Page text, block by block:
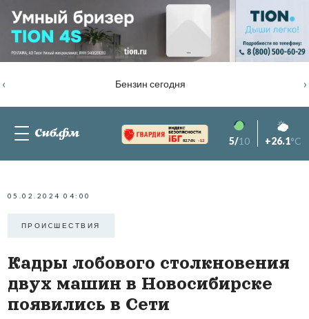
Бензин сегодня
‹ ›
82.76% -1.2 5/10 +26.1°C
05.02.2024 04:00
ПРОИCШЕСТВИЯ
Кадры лобового столкновения
двух машин в Новосибирске
появились в Сети